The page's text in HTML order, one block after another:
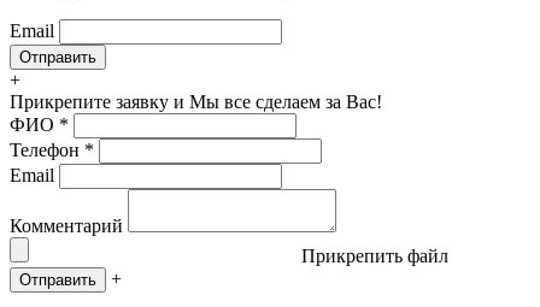
Email
+
Прикрепите заявку и Мы все сделаем за Вас!
ФИО *
Телефон *
Email
Комментарий
Прикрепить файл
Отправить +